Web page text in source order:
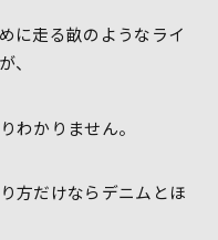
に走る畝のようなライ
、
わかりません。
方だけならデニムとほ